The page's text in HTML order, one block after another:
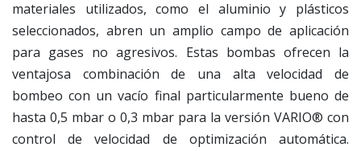
materiales utilizados, como el aluminio y plásticos
seleccionados, abren un amplio campo de aplicación
para gases no agresivos. Estas bombas ofrecen la
ventajosa combinación de una alta velocidad de
bombeo con un vacío final particularmente bueno de
hasta 0,5 mbar o 0,3 mbar para la versión VARIO® con
control de velocidad de optimización automática.